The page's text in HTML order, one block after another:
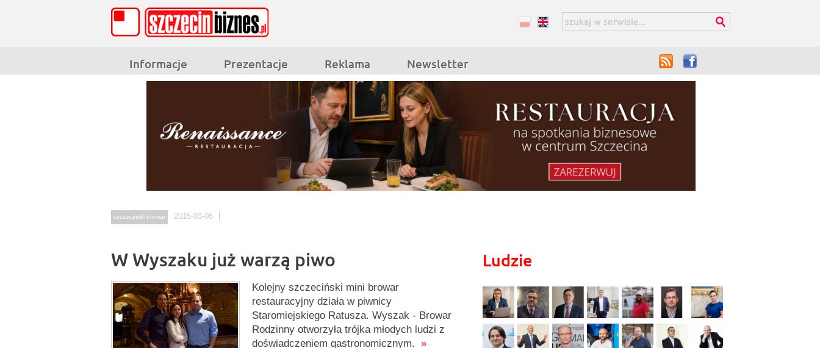
Informacje Prezentacje Reklama Newsletter
szczeciński browar 2015-03-06
W Wyszaku już warzą piwo
Kolejny szczeciński mini browar
restauracyjny działa w piwnicy
Staromiejskiego Ratusza. Wyszak - Browar
Rodzinny otworzyła trójka młodych ludzi z
doświadczeniem gastronomicznym. »
Ludzie